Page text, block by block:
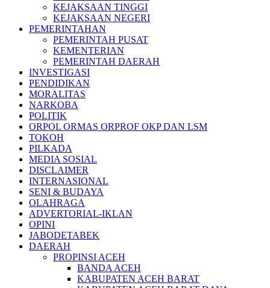
KEJAKSAAN TINGGI
KEJAKSAAN NEGERI
PEMERINTAHAN
PEMERINTAH PUSAT
KEMENTERIAN
PEMERINTAH DAERAH
INVESTIGASI
PENDIDIKAN
MORALITAS
NARKOBA
POLITIK
ORPOL ORMAS ORPROF OKP DAN LSM
TOKOH
PILKADA
MEDIA SOSIAL
DISCLAIMER
INTERNASIONAL
SENI & BUDAYA
OLAHRAGA
ADVERTORIAL-IKLAN
OPINI
JABODETABEK
DAERAH
PROPINSI ACEH
BANDA ACEH
KABUPATEN ACEH BARAT